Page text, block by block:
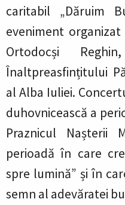
caritabil „Dăruim
eveniment
Ortodocși
Înaltpreasfințitului
al Alba Iuliei.
duhovnicească a
Praznicul Nașterii
perioadă în care
spre lumină” și în
semn al adevăratei